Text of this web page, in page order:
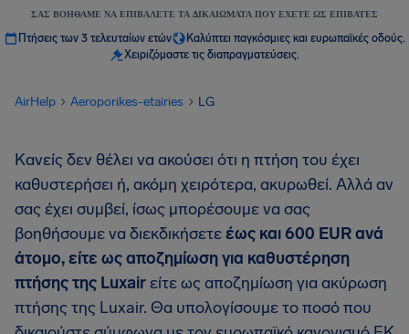
ΣΑΣ ΒΟΗΘΆΜΕ ΝΑ ΕΠΙΒΆΛΕΤΕ ΤΑ ΔΙΚΑΙΏΜΑΤΑ ΠΟΥ ΈΧΕΤΕ ΩΣ ΕΠΙΒΆΤΕΣ
Πτήσεις των 3 τελευταίων ετών
Καλύπτει παγκόσμιες και ευρωπαϊκές οδούς.
Χειριζόμαστε τις διαπραγματεύσεις.
AirHelp Aeroporikes-etairies LG
Κανείς δεν θέλει να ακούσει ότι η πτήση του έχει
καθυστερήσει ή, ακόμη χειρότερα, ακυρωθεί. Αλλά αν
σας έχει συμβεί, ίσως μπορέσουμε να σας
βοηθήσουμε να διεκδικήσετεέως και 600 EUR ανά
άτομο, είτε ως αποζημίωση για καθυστέρηση
πτήσης της Luxairείτε ως αποζημίωση για ακύρωση
πτήσης της Luxair. Θα υπολογίσουμε το ποσό που